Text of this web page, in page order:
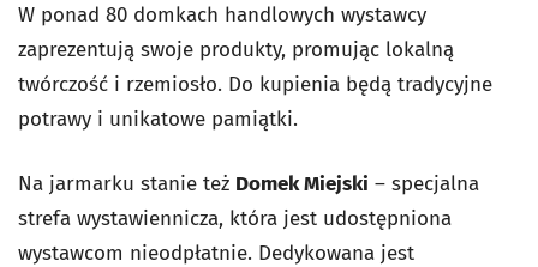
W ponad 80 domkach handlowych wystawcy
zaprezentują swoje produkty, promując lokalną
twórczość i rzemiosło. Do kupienia będą tradycyjne
potrawy i unikatowe pamiątki.
Na jarmarku stanie też Domek Miejski – specjalna
strefa wystawiennicza, która jest udostępniona
wystawcom nieodpłatnie. Dedykowana jest